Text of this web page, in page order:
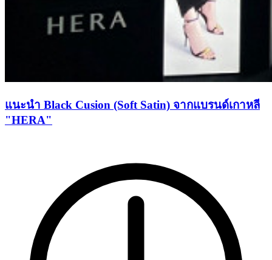
แนะนำ Black Cusion (Soft Satin) จากแบรนด์เกาหลี
"HERA"